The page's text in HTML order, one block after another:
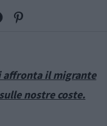
affronta il migrante
nostre coste.